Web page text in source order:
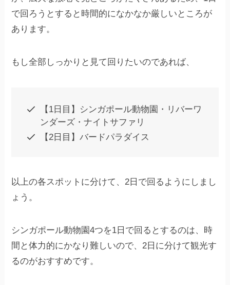
で回ろうとすると時間的になかなか厳しいところが
あります。
もし全部しっかりと見て回りたいのであれば、
【1日目】シンガポール動物園・リバーワ
ンダーズ・ナイトサファリ
【2日目】バードパラダイス
以上の各スポットに分けて、2日で回るようにしまし
ょう。
シンガポール動物園4つを1日で回るとするのは、時
間と体力的にかなり難しいので、2日に分けて観光す
るのがおすすめです。